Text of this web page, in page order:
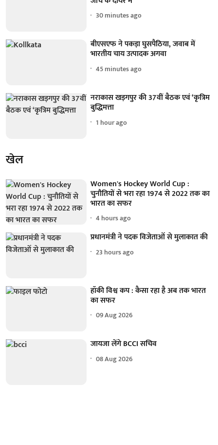
30 minutes ago
बीएसएफ ने पकड़ा घुसपैठिया, जवाब में
भारतीय चाय उत्पादक अगवा
45 minutes ago
नराकास खड़गपुर की 37वीं बैठक एवं ‘कृत्रिम
बुद्धिमत्ता
1 hour ago
खेल
Women's Hockey World Cup :
चुनौतियों से भरा रहा 1974 से 2022 तक का
भारत का सफर
4 hours ago
प्रधानमंत्री ने पदक विजेताओं से मुलाकात की
23 hours ago
हॉकी विश्व कप : कैसा रहा है अब तक भारत
का सफर
09 Aug 2026
जायजा लेंगे BCCI सचिव
08 Aug 2026